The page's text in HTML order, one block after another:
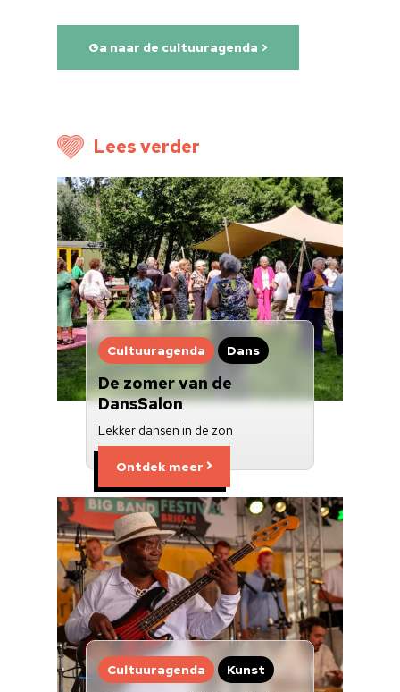
Ga naar de cultuuragenda >
Lees verder
Cultuuragenda Dans
De zomer van de
DansSalon
Lekker dansen in de zon
Ontdek meer
Cultuuragenda Kunst